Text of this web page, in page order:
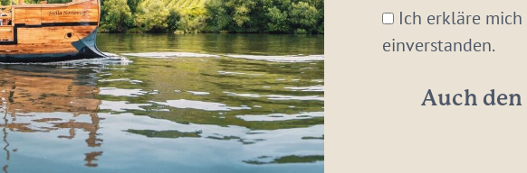
Mail-
Adresse:
Ich erkläre
einverstanden.
Auch den